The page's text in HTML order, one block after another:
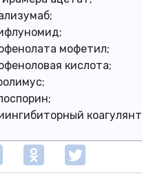
мофетил;
кислота;